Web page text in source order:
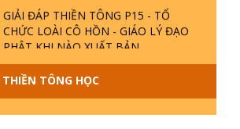
GIẢI ĐÁP THIỀN TÔNG P15 - TỔ
CHỨC LOÀI CÔ HỒN - GIÁO LÝ ĐẠO
PHẬT KHI NÀO XUẤT BẢN
GIẢI ĐÁP THIỀN TÔNG ĐẶC BIỆT -
P14 - NGUỒN GỐC ÂM LỊCH DƯƠNG
LỊCH - TẦNG BÌNH LƯU LỚN ĐẾN
THIỀN TÔNG HỌC